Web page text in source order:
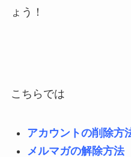
ょう！
こちらでは
アカウントの削除方
メルマガの解除方法